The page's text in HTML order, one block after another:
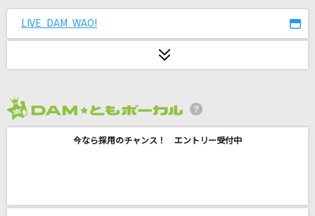
ノーダウト
スターダスト
LIVE DAM WAO!
今なら採用のチャンス！ エントリー受付中